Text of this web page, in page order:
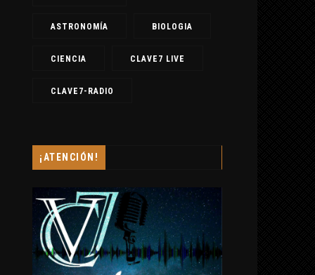
ASTRONOMÍA BIOLOGIA
CIENCIA CLAVE7 LIVE
CLAVE7-RADIO
¡ATENCIÓN!